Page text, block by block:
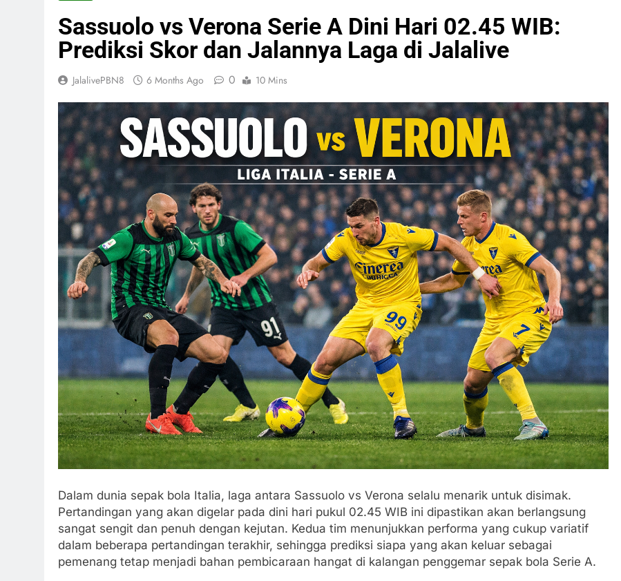
Sassuolo vs Verona Serie A Dini Hari 02.45 WIB:
Prediksi Skor dan Jalannya Laga di Jalalive
JalalivePBN8 6 Months Ago 0 10 Mins
Dalam dunia sepak bola Italia, laga antara Sassuolo vs Verona selalu menarik untuk disimak.
Pertandingan yang akan digelar pada dini hari pukul 02.45 WIB ini dipastikan akan berlangsung
sangat sengit dan penuh dengan kejutan. Kedua tim menunjukkan performa yang cukup variatif
dalam beberapa pertandingan terakhir, sehingga prediksi siapa yang akan keluar sebagai
pemenang tetap menjadi bahan pembicaraan hangat di kalangan penggemar sepak bola Serie A.